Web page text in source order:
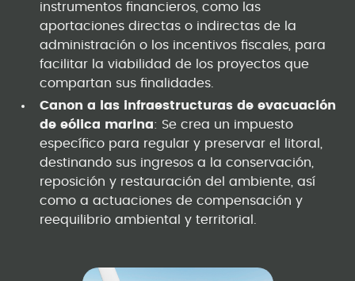
instrumentos financieros, como las
aportaciones directas o indirectas de la
administración o los incentivos fiscales, para
facilitar la viabilidad de los proyectos que
compartan sus finalidades.
Canon a las infraestructuras de evacuación
de eólica marina: Se crea un impuesto
específico para regular y preservar el litoral,
destinando sus ingresos a la conservación,
reposición y restauración del ambiente, así
como a actuaciones de compensación y
reequilibrio ambiental y territorial.